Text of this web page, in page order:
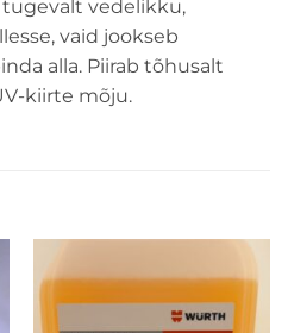
vedelikku,
vaid jookseb
alla. Piirab tõhusalt
kiirte mõju.